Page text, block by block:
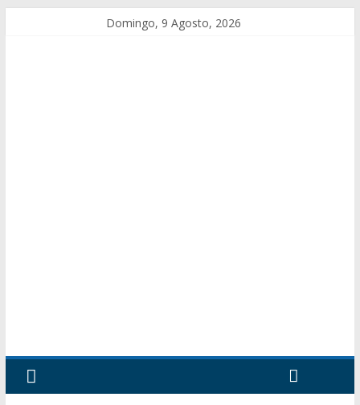
Domingo, 9 Agosto, 2026